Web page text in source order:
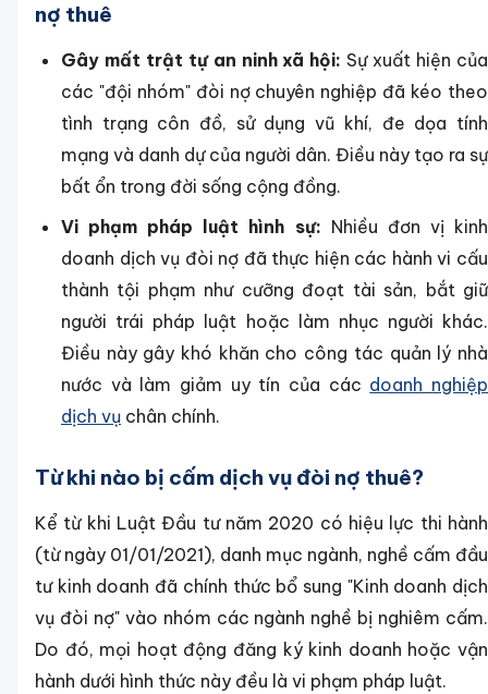
nợ thuê
Gây mất trật tự an ninh xã hội: Sự xuất hiện của
các "đội nhóm" đòi nợ chuyên nghiệp đã kéo theo
tình trạng côn đồ, sử dụng vũ khí, đe dọa tính
mạng và danh dự của người dân. Điều này tạo ra sự
bất ổn trong đời sống cộng đồng.
Vi phạm pháp luật hình sự: Nhiều đơn vị kinh
doanh dịch vụ đòi nợ đã thực hiện các hành vi cấu
thành tội phạm như cưỡng đoạt tài sản, bắt giữ
người trái pháp luật hoặc làm nhục người khác.
Điều này gây khó khăn cho công tác quản lý nhà
nước và làm giảm uy tín của các doanh nghiệp
dịch vụ chân chính.
Từ khi nào bị cấm dịch vụ đòi nợ thuê?
Kể từ khi Luật Đầu tư năm 2020 có hiệu lực thi hành
(từ ngày 01/01/2021), danh mục ngành, nghề cấm đầu
tư kinh doanh đã chính thức bổ sung "Kinh doanh dịch
vụ đòi nợ" vào nhóm các ngành nghề bị nghiêm cấm.
Do đó, mọi hoạt động đăng ký kinh doanh hoặc vận
hành dưới hình thức này đều là vi phạm pháp luật.